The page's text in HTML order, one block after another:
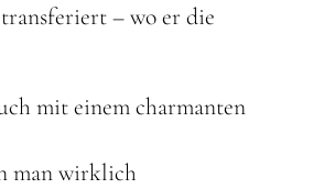
– wo er die
mit einem charmanten
man wirklich